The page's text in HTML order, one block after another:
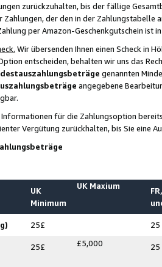
zurückzuhalten, bis der fällige
Zahlungen, der den in der
per Amazon-Geschenkgutschein ist
Wir übersenden Ihnen einen Scheck in
entscheiden, behalten wir uns das
genannten
angegebene
für die Zahlungsoption
Vergütung zurückhalten, bis Sie
UK
Minimum
UK Maxium
25£ 25
25£ £5,000 25